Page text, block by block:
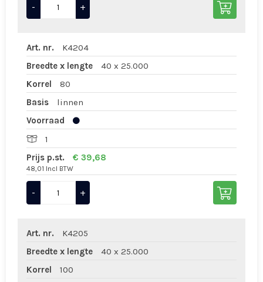
- +
Art. nr.
K4204
Breedte x lengte
40 x 25.000
Korrel
80
Basis
linnen
Voorraad
1
Prijs p.st.
€ 39,68
48,01 Incl BTW
- +
Art. nr.
K4205
Breedte x lengte
40 x 25.000
Korrel
100